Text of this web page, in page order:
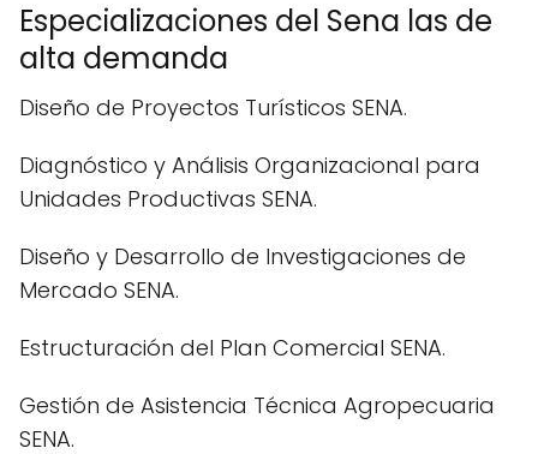
Especializaciones del Sena las de
alta demanda
Diseño de Proyectos Turísticos SENA.
Diagnóstico y Análisis Organizacional para
Unidades Productivas SENA.
Diseño y Desarrollo de Investigaciones de
Mercado SENA.
Estructuración del Plan Comercial SENA.
Gestión de Asistencia Técnica Agropecuaria
SENA.